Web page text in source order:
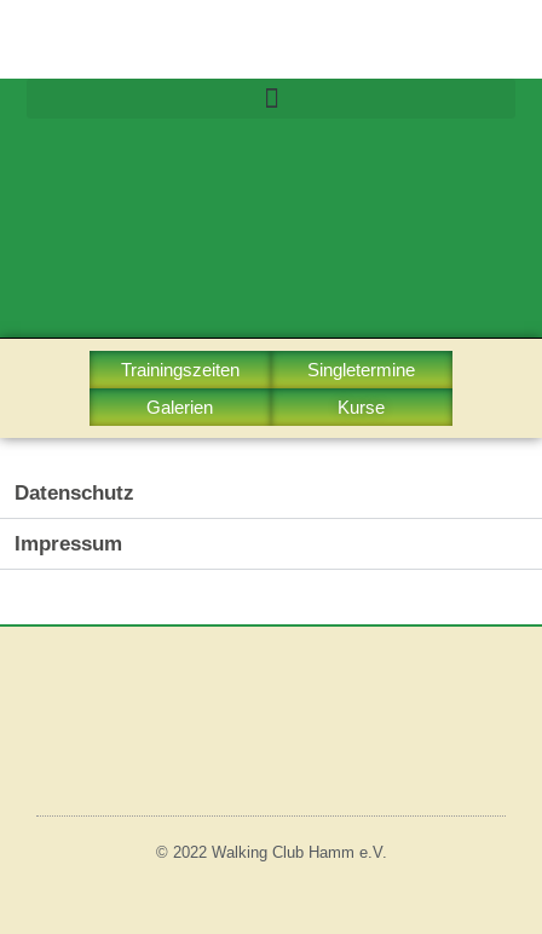
Trainingszeiten
Kurse
Singletermine
Galerien
Datenschutz
Impressum
© 2022 Walking Club Hamm e.V.